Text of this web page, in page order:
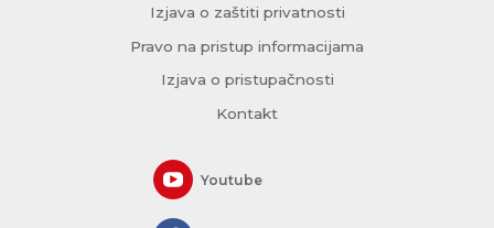
Izjava o zaštiti privatnosti
Pravo na pristup informacijama
Izjava o pristupačnosti
Kontakt
Youtube